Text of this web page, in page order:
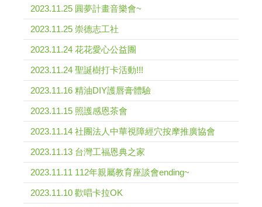
2023.11.25 圓夢計畫音樂會~
2023.11.25 崇德志工社
2023.11.24 花花愛心公益團
2023.11.24 聖誕樹打卡活動!!!
2023.11.16 精油DIY護唇膏體驗
2023.11.15 照護感恩茶會
2023.11.14 社團法人中華視障經穴按摩推廣協會
2023.11.13 台灣工福恩典之家
2023.11.11 112年親屬教育座談會ending~
2023.11.10 歡唱卡拉OK